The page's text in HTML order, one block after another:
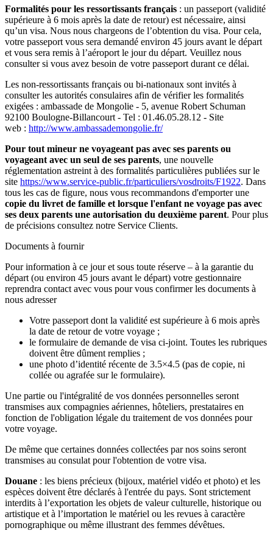
Formalités pour les ressortissants français : un passeport (validité
supérieure à 6 mois après la date de retour) est nécessaire, ainsi
qu’un visa. Nous nous chargeons de l’obtention du visa. Pour cela,
votre passeport vous sera demandé environ 45 jours avant le départ
et vous sera remis à l’aéroport le jour du départ. Veuillez nous
consulter si vous avez besoin de votre passeport durant ce délai.
Les non-ressortissants français ou bi-nationaux sont invités à
consulter les autorités consulaires afin de vérifier les formalités
exigées : ambassade de Mongolie - 5, avenue Robert Schuman
92100 Boulogne-Billancourt - Tel : 01.46.05.28.12 - Site
web : http://www.ambassademongolie.fr/
Pour tout mineur ne voyageant pas avec ses parents ou
voyageant avec un seul de ses parents, une nouvelle
réglementation astreint à des formalités particulières publiées sur le
site https://www.service-public.fr/particuliers/vosdroits/F1922. Dans
tous les cas de figure, nous vous recommandons d'emporter une
copie du livret de famille et lorsque l'enfant ne voyage pas avec
ses deux parents une autorisation du deuxième parent. Pour plus
de précisions consultez notre Service Clients.
Documents à fournir
Pour information à ce jour et sous toute réserve – à la garantie du
départ (ou environ 45 jours avant le départ) votre gestionnaire
reprendra contact avec vous pour vous confirmer les documents à
nous adresser
Votre passeport dont la validité est supérieure à 6 mois après
la date de retour de votre voyage ;
le formulaire de demande de visa ci-joint. Toutes les rubriques
doivent être dûment remplies ;
une photo d’identité récente de 3.5×4.5 (pas de copie, ni
collée ou agrafée sur le formulaire).
Une partie ou l'intégralité de vos données personnelles seront
transmises aux compagnies aériennes, hôteliers, prestataires en
fonction de l'obligation légale du traitement de vos données pour
votre voyage.
De même que certaines données collectées par nos soins seront
transmises au consulat pour l'obtention de votre visa.
Douane : les biens précieux (bijoux, matériel vidéo et photo) et les
espèces doivent être déclarés à l'entrée du pays. Sont strictement
interdits à l’exportation les objets de valeur culturelle, historique ou
artistique et à l’importation le matériel ou les revues à caractère
pornographique ou même illustrant des femmes dévêtues.